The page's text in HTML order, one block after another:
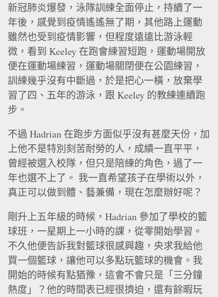
新冠肺炎爆發，泳隊訓練全面停止，持續了一
年後，感覺到疫情遙遙無了期，其他路上運動
雖然也受到疫情影響，但程度遠遠比游泳輕
微，看到 Keeley 在跑會練習短跑，運動場開放
便在運動場練習，運動場關閉便在公園練習，
訓練幾乎沒有中斷過，於是把心一橫，放棄學
習了四、五年的游泳，跟 Keeley 的教練連續跑
步。
不過 Hadrian 在跑步方面似乎沒有甚麼天份，加
上他不是特別刻苦耐勞的人，成績一直平平，
曾經被選入校隊，但只是陪練的角色，過了一
年也選不上了。 我一直希望孩子在學術以外，
真正可以做到體、藝兼備，現在怎麼辦好呢？
剛升上五年級的時候，Hadrian 參加了學校的籃
球班，一星期上一小時的課，從零開始學習。
不久他便告訴我對籃球很感興趣，央求我給他
買一個籃球，讓他可以多點玩籃球的機會。我
開始的時候有點猶豫，這會不會只是「三分鐘
熱度」？他的時間表已經很擠迫，還有餘暇玩